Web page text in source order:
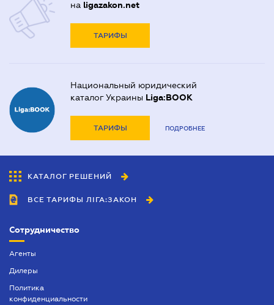
на ligazakon.net
ТАРИФЫ
Национальный юридический
каталог Украины Liga:BOOK
ТАРИФЫ ПОДРОБНЕЕ
КАТАЛОГ РЕШЕНИЙ
ВСЕ ТАРИФЫ ЛІГА:ЗАКОН
Сотрудничество
Агенты
Дилеры
Политика
конфиденциальности